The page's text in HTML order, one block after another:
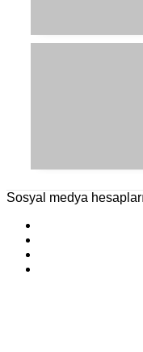
Sosyal medya